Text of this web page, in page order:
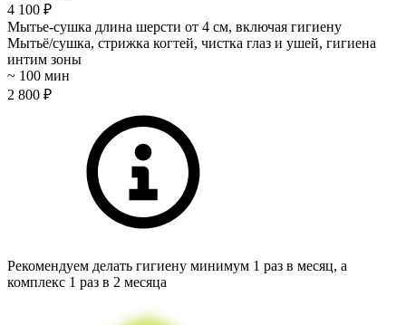
4 100 ₽
Мытье-сушка длина шерсти от 4 см, включая гигиену
Мытьё/сушка, стрижка когтей, чистка глаз и ушей, гигиена
интим зоны
~ 100 мин
2 800 ₽
Рекомендуем делать гигиену минимум 1 раз в месяц, а
комплекс 1 раз в 2 месяца